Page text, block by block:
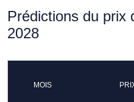
Prédictions du prix
2028
MOIS